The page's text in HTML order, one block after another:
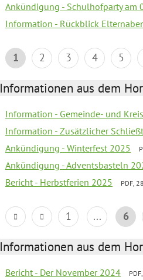
Ankündigung - Schulhofparty am
Information - Rückblick
1 2 3 4 5
Informationen aus dem
Information - Gemeinde- und
Information - Zusätzlicher
Ankündigung - Winterfest 2025
Ankündigung - Adventsbasteln
Bericht - Herbstferien 2025 PDF,
1 ... 6
Informationen aus dem
Bericht - Der November 2024